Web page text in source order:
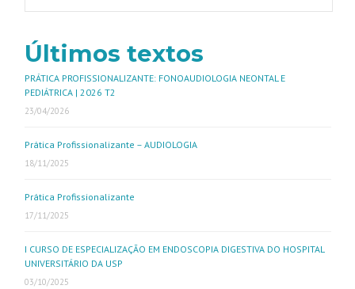
Últimos textos
PRÁTICA PROFISSIONALIZANTE: FONOAUDIOLOGIA NEONTAL E
PEDIÁTRICA | 2026 T2
23/04/2026
Prática Profissionalizante – AUDIOLOGIA
18/11/2025
Prática Profissionalizante
17/11/2025
I CURSO DE ESPECIALIZAÇÃO EM ENDOSCOPIA DIGESTIVA DO HOSPITAL
UNIVERSITÁRIO DA USP
03/10/2025